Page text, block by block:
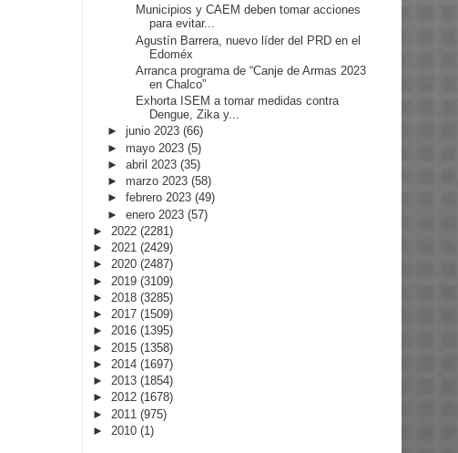
Municipios y CAEM deben tomar acciones
para evitar...
Agustín Barrera, nuevo líder del PRD en el
Edoméx
Arranca programa de “Canje de Armas 2023
en Chalco”
Exhorta ISEM a tomar medidas contra
Dengue, Zika y...
► junio 2023 (66)
► mayo 2023 (5)
► abril 2023 (35)
► marzo 2023 (58)
► febrero 2023 (49)
► enero 2023 (57)
► 2022 (2281)
► 2021 (2429)
► 2020 (2487)
► 2019 (3109)
► 2018 (3285)
► 2017 (1509)
► 2016 (1395)
► 2015 (1358)
► 2014 (1697)
► 2013 (1854)
► 2012 (1678)
► 2011 (975)
► 2010 (1)